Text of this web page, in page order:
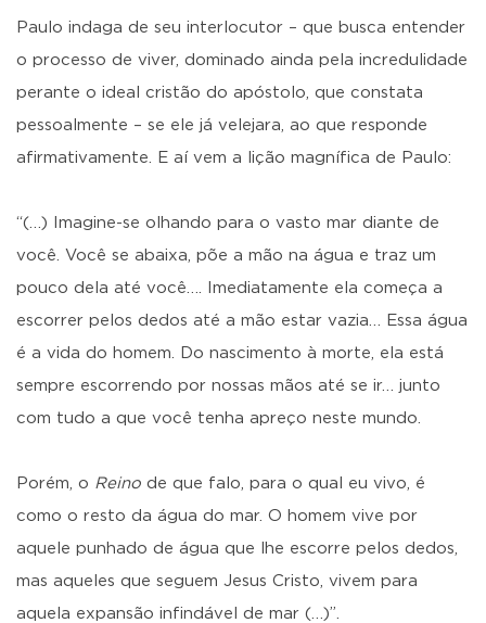
Paulo indaga de seu interlocutor – que busca entender
o processo de viver, dominado ainda pela incredulidade
perante o ideal cristão do apóstolo, que constata
pessoalmente – se ele já velejara, ao que responde
afirmativamente. E aí vem a lição magnífica de Paulo:
“(…) Imagine-se olhando para o vasto mar diante de
você. Você se abaixa, põe a mão na água e traz um
pouco dela até você…. Imediatamente ela começa a
escorrer pelos dedos até a mão estar vazia… Essa água
é a vida do homem. Do nascimento à morte, ela está
sempre escorrendo por nossas mãos até se ir… junto
com tudo a que você tenha apreço neste mundo.
Porém, o Reino de que falo, para o qual eu vivo, é
como o resto da água do mar. O homem vive por
aquele punhado de água que lhe escorre pelos dedos,
mas aqueles que seguem Jesus Cristo, vivem para
aquela expansão infindável de mar (…)”.